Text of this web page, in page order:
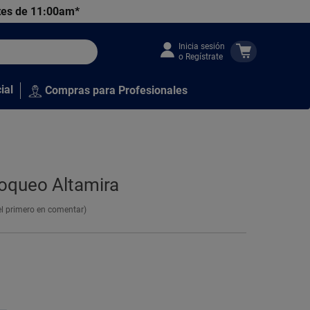
de 11:00am*
Inicia sesión
o Regístrate
Compras para Profesionales
Altamira
primero en comentar)